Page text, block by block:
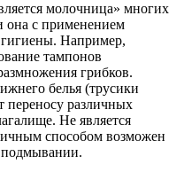
молочница» многих
она с применением
Например,
тампонов
грибков.
белья (трусики
переносу различных
Не является
способом возможен
подмывании.